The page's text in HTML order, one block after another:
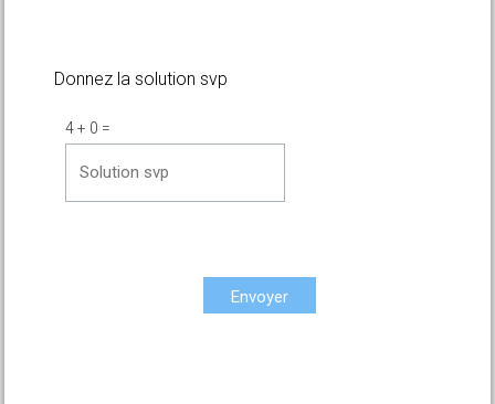
Donnez la solution svp
4+ 0 =